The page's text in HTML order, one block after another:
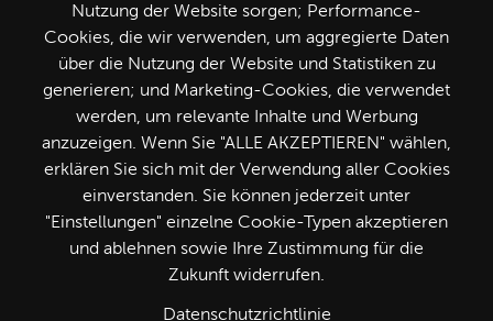
Nutzung der Website sorgen; Performance-
Cookies, die wir verwenden, um aggregierte Daten
über die Nutzung der Website und Statistiken zu
generieren; und Marketing-Cookies, die verwendet
werden, um relevante Inhalte und Werbung
anzuzeigen. Wenn Sie "ALLE AKZEPTIEREN" wählen,
erklären Sie sich mit der Verwendung aller Cookies
einverstanden. Sie können jederzeit unter
"Einstellungen" einzelne Cookie-Typen akzeptieren
und ablehnen sowie Ihre Zustimmung für die
Zukunft widerrufen.
Datenschutzrichtlinie
Folge uns